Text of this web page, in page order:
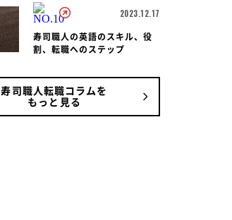
2023.12.17
寿司職人の英語のスキル、役
割、転職へのステップ
寿司職人転職コラムを
もっと見る